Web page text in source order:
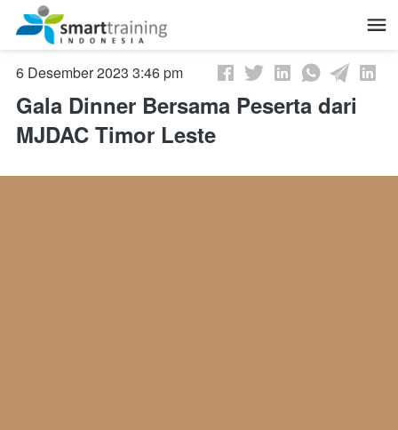
6 Desember 2023 3:46 pm
Gala Dinner Bersama Peserta dari
MJDAC Timor Leste